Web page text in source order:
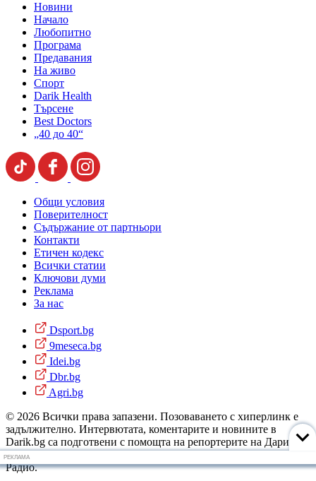
Новини
Начало
Любопитно
Програма
Предавания
На живо
Спорт
Darik Health
Търсене
Best Doctors
„40 до 40“
Общи условия
Поверителност
Съдържание от партньори
Контакти
Етичен кодекс
Всички статии
Ключови думи
Реклама
За нас
Dsport.bg
9meseca.bg
Idei.bg
Dbr.bg
Agri.bg
© 2026 Всички права запазени. Позоваването с хиперлинк е
задължително. Интервютата, коментарите и новините в
Darik.bg са подготвени с помощта на репортерите на Дарик
Радио и новинарските емисии на радиото. Снимки: Дарик
Радио.
РЕКЛАМА